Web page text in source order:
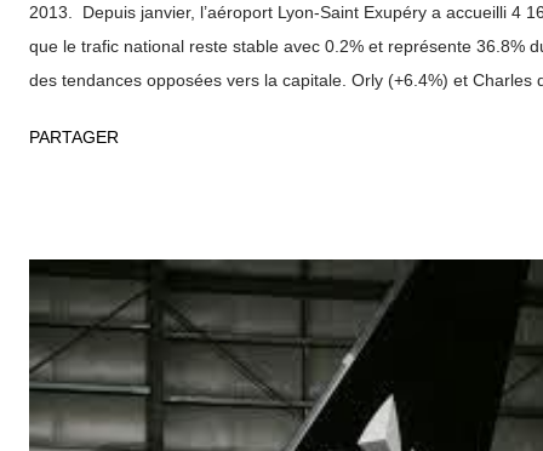
2013. Depuis janvier, l’aéroport Lyon-Saint Exupéry a accueilli 4
que le trafic national reste stable avec 0.2% et représente 36.8%
des tendances opposées vers la capitale. Orly (+6.4%) et Charles
légère hausse (+0.4%) ces 6 derniers mois, avec une croissance
(+1.1%). En juin, le nombre de passagers a continué à
grève national Si le trafic national est en baisse avec -4.9% en
passagers v...
PARTAGER